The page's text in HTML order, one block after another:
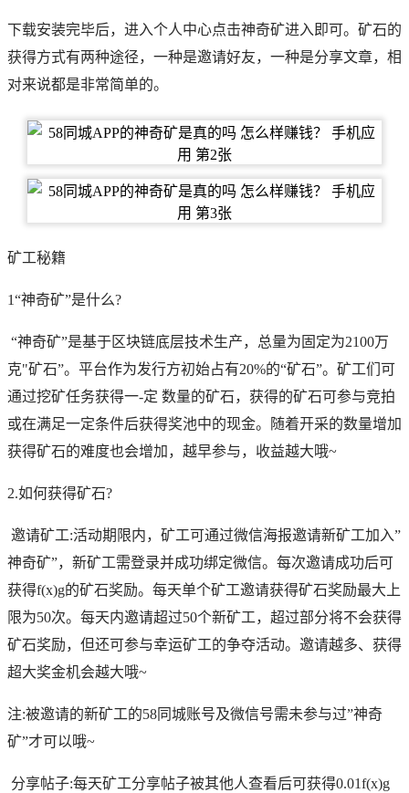
下载安装完毕后，进入个人中心点击神奇矿进入即可。矿石的
获得方式有两种途径，一种是邀请好友，一种是分享文章，相
对来说都是非常简单的。
矿工秘籍
1“神奇矿”是什么?
“神奇矿”是基于区块链底层技术生产，总量为固定为2100万
克"矿石”。平台作为发行方初始占有20%的“矿石”。矿工们可
通过挖矿任务获得一-定 数量的矿石，获得的矿石可参与竞拍
或在满足一定条件后获得奖池中的现金。随着开采的数量增加
获得矿石的难度也会增加，越早参与，收益越大哦~
2.如何获得矿石?
邀请矿工:活动期限内，矿工可通过微信海报邀请新矿工加入”
神奇矿”，新矿工需登录并成功绑定微信。每次邀请成功后可
获得f(x)g的矿石奖励。每天单个矿工邀请获得矿石奖励最大上
限为50次。每天内邀请超过50个新矿工，超过部分将不会获得
矿石奖励，但还可参与幸运矿工的争夺活动。邀请越多、获得
超大奖金机会越大哦~
注:被邀请的新矿工的58同城账号及微信号需未参与过”神奇
矿”才可以哦~
分享帖子:每天矿工分享帖子被其他人查看后可获得0.01f(x)g